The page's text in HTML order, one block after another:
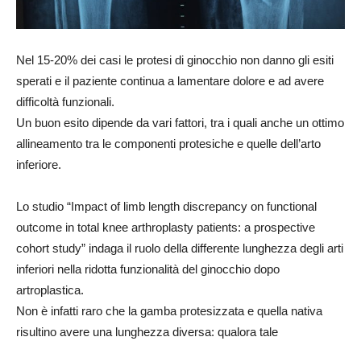
Nel 15-20% dei casi le protesi di ginocchio non danno gli esiti
sperati e il paziente continua a lamentare dolore e ad avere
difficoltà funzionali.
Un buon esito dipende da vari fattori, tra i quali anche un ottimo
allineamento tra le componenti protesiche e quelle dell’arto
inferiore.
Lo studio “Impact of limb length discrepancy on functional
outcome in total knee arthroplasty patients: a prospective
cohort study” indaga il ruolo della differente lunghezza degli arti
inferiori nella ridotta funzionalità del ginocchio dopo
artroplastica.
Non è infatti raro che la gamba protesizzata e quella nativa
risultino avere una lunghezza diversa: qualora tale